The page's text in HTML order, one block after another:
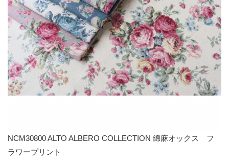
NCM30800 ALTO ALBERO COLLECTION 綿麻オックス フ
ラワープリント